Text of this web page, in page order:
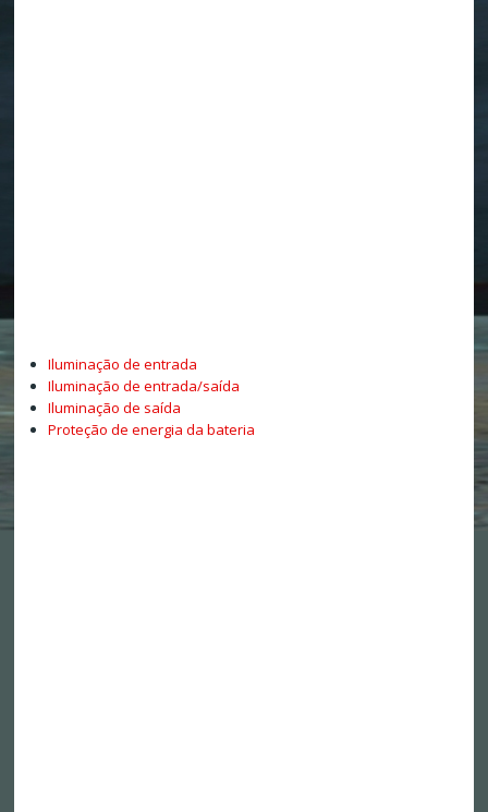
Iluminação de entrada
Iluminação de entrada/saída
Iluminação de saída
Proteção de energia da bateria